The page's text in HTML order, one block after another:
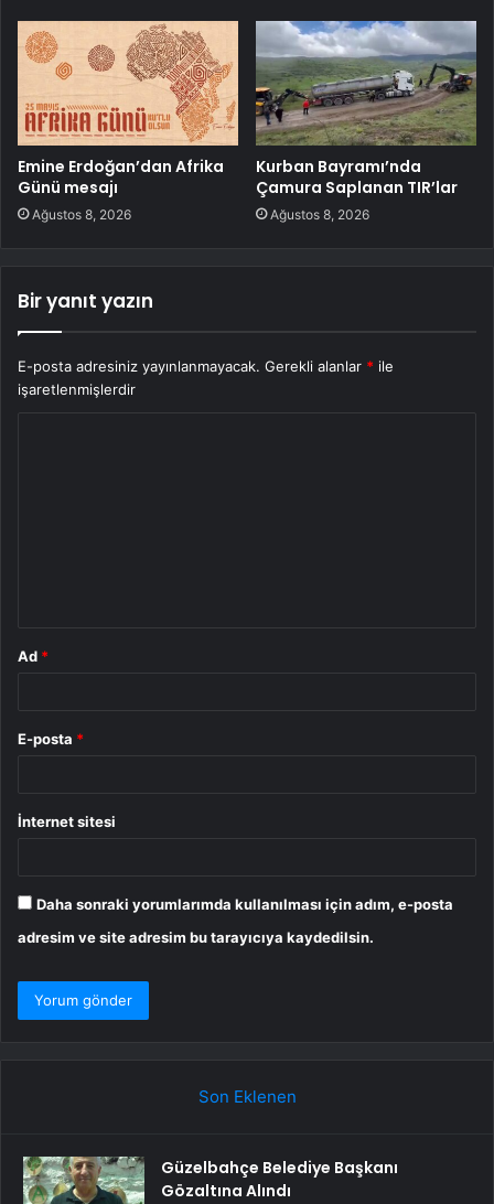
Emine Erdoğan’dan Afrika
Günü mesajı
Ağustos 8, 2026
Kurban Bayramı’nda
Çamura Saplanan TIR’lar
Ağustos 8, 2026
Bir yanıt yazın
E-posta adresiniz yayınlanmayacak. Gerekli alanlar * ile
işaretlenmişlerdir
Ad *
E-posta *
İnternet sitesi
Daha sonraki yorumlarımda kullanılması için adım, e-posta
adresim ve site adresim bu tarayıcıya kaydedilsin.
Son Eklenen
Güzelbahçe Belediye Başkanı
Gözaltına Alındı